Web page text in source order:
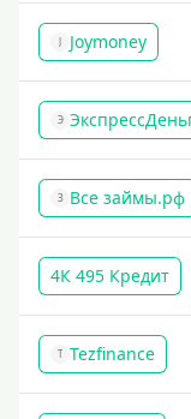
Для пополнения
терминал
Пополнение
Пополнение
Пополнение
надежные
На банковский
Наличными
Через госуслуги
J Joymoney
Э
З Все займы.рф
4К 495 Кредит
T Tezfinance